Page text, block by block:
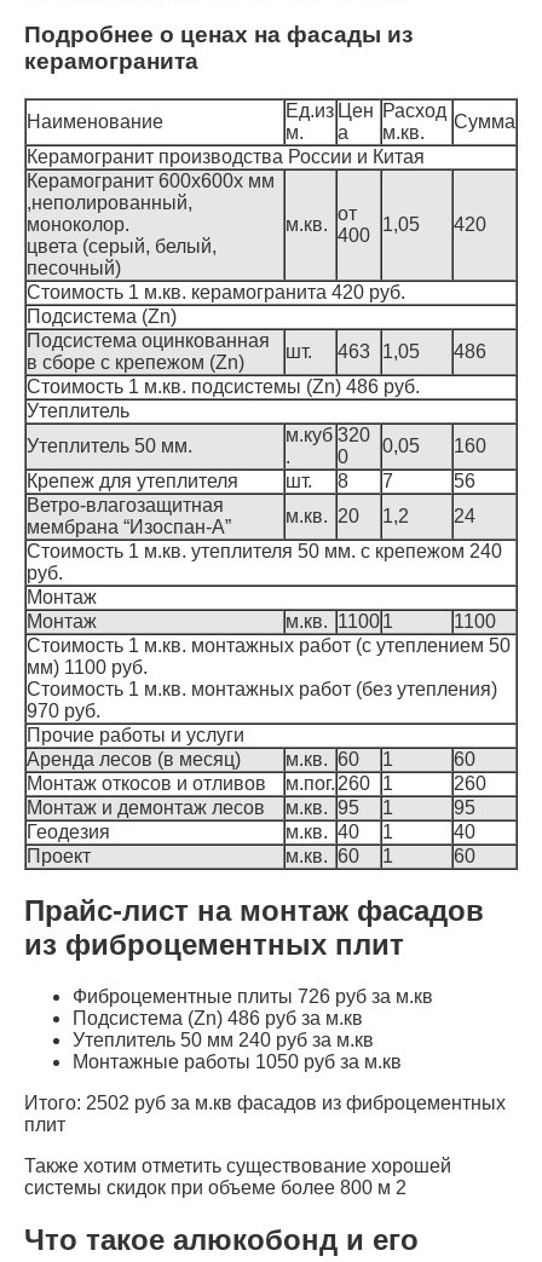
Подробнее о ценах на фасады из
керамогранита
Наименование
Ед.из
м.
Цен
а
Расход
м.кв.
Сумма
Керамогранит производства России и Китая
Керамогранит 600х600х мм
,неполированный,
моноколор.
цвета (серый, белый,
песочный)
м.кв.
от
400
1,05 420
Стоимость 1 м.кв. керамогранита 420 руб.
Подсистема (Zn)
Подсистема оцинкованная
в сборе с крепежом (Zn)
шт. 463 1,05
486
Стоимость 1 м.кв. подсистемы (Zn) 486 руб.
Утеплитель
Утеплитель 50 мм.
м.куб
.
320
0
0,05
160
Крепеж для утеплителя
шт. 8 7
56
Ветро-влагозащитная
мембрана “Изоспан-А”
м.кв. 20 1,2
24
Стоимость 1 м.кв. утеплителя 50 мм. с крепежом 240
руб.
Монтаж
Монтаж
м.кв. 11001
1100
Стоимость 1 м.кв. монтажных работ (с утеплением 50
мм) 1100 руб.
Стоимость 1 м.кв. монтажных работ (без утепления)
970 руб.
Прочие работы и услуги
Аренда лесов (в месяц)
м.кв. 60 1
60
Монтаж откосов и отливов
м.пог. 260 1
260
Монтаж и демонтаж лесов
м.кв. 95 1
95
Геодезия
м.кв. 40 1
40
Проект
м.кв. 60 1 60
Прайс-лист на монтаж фасадов
из фиброцементных плит
Фиброцементные плиты 726 руб за м.кв
Подсистема (Zn) 486 руб за м.кв
Утеплитель 50 мм 240 руб за м.кв
Монтажные работы 1050 руб за м.кв
Итого: 2502 руб за м.кв фасадов из фиброцементных
плит
Также хотим отметить существование хорошей
системы скидок при объеме более 800 м 2
Что такое алюкобонд и его